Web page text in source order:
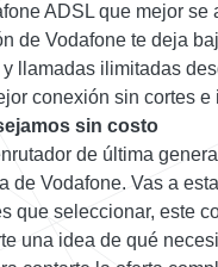
ADSL que mejor
de Vodafone te deja
llamadas ilimitadas
conexión sin cortes e
sin costo
de última
de Vodafone. Vas a
que seleccionar, este
una idea de qué